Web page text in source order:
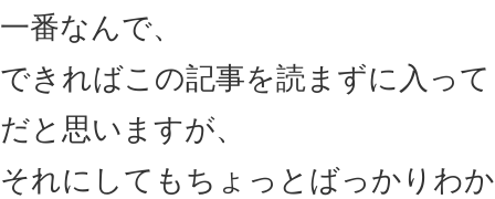
一番なんで、
できればこの記事を読まずに入っ
だと思いますが、
それにしてもちょっとばっかりわ